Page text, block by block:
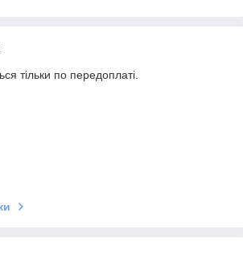
тільки по передоплаті.